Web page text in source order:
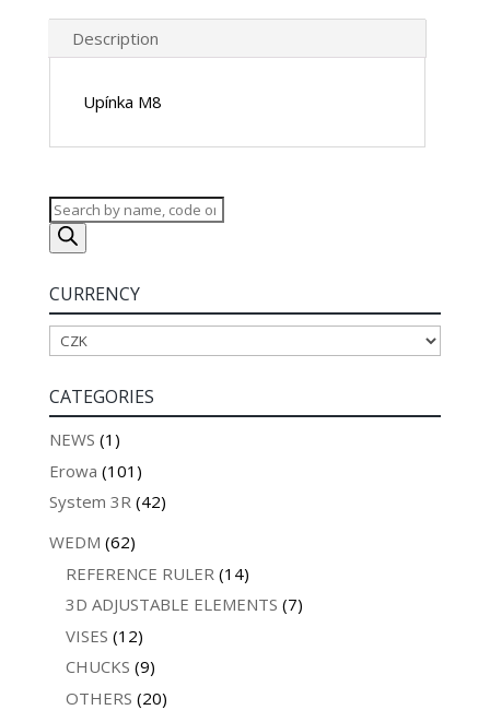
Description
Upínka M8
Products
search
CURRENCY
CATEGORIES
NEWS (1)
Erowa (101)
System 3R (42)
WEDM (62)
REFERENCE RULER (14)
3D ADJUSTABLE ELEMENTS (7)
VISES (12)
CHUCKS (9)
OTHERS (20)